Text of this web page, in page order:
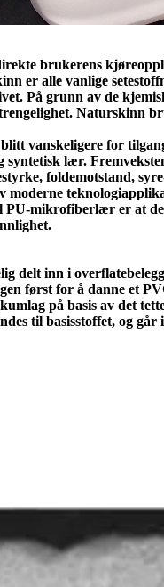
brukerens
er alle vanlige
På grunn av de
Naturskinn
vanskeligere for
lær.
foldemotstand,
moderne
PU-mikrofiberlær er at
inn i
først for å danne et
på basis av det
til basisstoffet, og